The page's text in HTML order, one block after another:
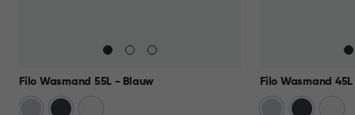
Filo Wasmand 55L - Blauw
BlauwAntraciet
Filo Wasmand
BlauwAntraciet